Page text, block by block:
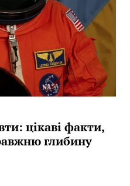
цікаві факти,
глибину